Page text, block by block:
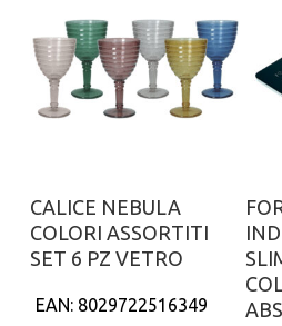
Aggiungi al carrello
CALICE NEBULA
COLORI ASSORTITI
SET 6 PZ VETRO
EAN: 8029722516349